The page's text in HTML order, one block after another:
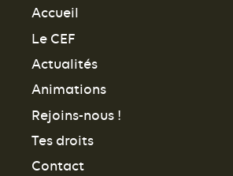
Accueil
Le CEF
Actualités
Animations
Rejoins-nous !
Tes droits
Contact